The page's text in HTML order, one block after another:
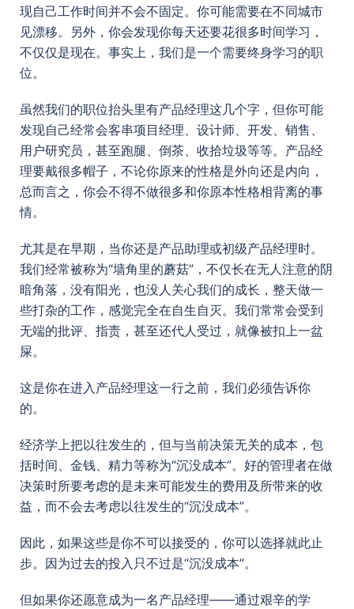
现自己工作时间并不会不固定。你可能需要在不同城市
见漂移。另外，你会发现你每天还要花很多时间学习，
不仅仅是现在。事实上，我们是一个需要终身学习的职
位。
虽然我们的职位抬头里有产品经理这几个字，但你可能
发现自己经常会客串项目经理、设计师、开发、销售、
用户研究员，甚至跑腿、倒茶、收拾垃圾等等。产品经
理要戴很多帽子，不论你原来的性格是外向还是内向，
总而言之，你会不得不做很多和你原本性格相背离的事
情。
尤其是在早期，当你还是产品助理或初级产品经理时。
我们经常被称为“墙角里的蘑菇”，不仅长在无人注意的阴
暗角落，没有阳光，也没人关心我们的成长，整天做一
些打杂的工作，感觉完全在自生自灭。我们常常会受到
无端的批评、指责，甚至还代人受过，就像被扣上一盆
屎。
这是你在进入产品经理这一行之前，我们必须告诉你
的。
经济学上把以往发生的，但与当前决策无关的成本，包
括时间、金钱、精力等称为“沉没成本”。好的管理者在做
决策时所要考虑的是未来可能发生的费用及所带来的收
益，而不会去考虑以往发生的“沉没成本”。
因此，如果这些是你不可以接受的，你可以选择就此止
步。因为过去的投入只不过是“沉没成本”。
但如果你还愿意成为一名产品经理——通过艰辛的学